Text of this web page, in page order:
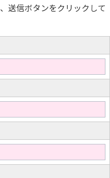
送信ボタンをクリックして